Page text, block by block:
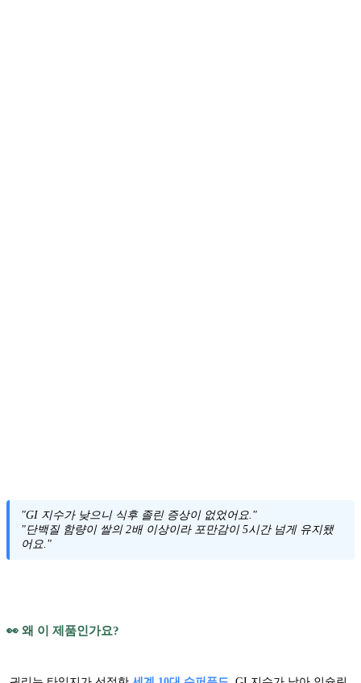
"GI 지수가 낮으니 식후 졸린 증상이 없었어요."
"단백질 함량이 쌀의 2배 이상이라 포만감이 5시간 넘게 유지됐
어요."
👀 왜 이 제품인가요?